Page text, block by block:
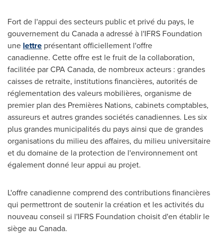
Fort de l'appui des secteurs public et privé du pays, le
gouvernement du Canada a adressé à l'IFRS Foundation
une lettre présentant officiellement l'offre
canadienne. Cette offre est le fruit de la collaboration,
facilitée par CPA Canada, de nombreux acteurs : grandes
caisses de retraite, institutions financières, autorités de
réglementation des valeurs mobilières, organisme de
premier plan des Premières Nations, cabinets comptables,
assureurs et autres grandes sociétés canadiennes. Les six
plus grandes municipalités du pays ainsi que de grandes
organisations du milieu des affaires, du milieu universitaire
et du domaine de la protection de l'environnement ont
également donné leur appui au projet.
L'offre canadienne comprend des contributions financières
qui permettront de soutenir la création et les activités du
nouveau conseil si l'IFRS Foundation choisit d'en établir le
siège au Canada.